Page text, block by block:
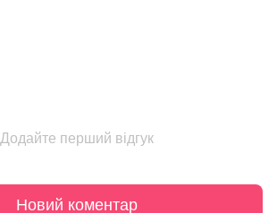
Додайте перший відгук
Новий коментар